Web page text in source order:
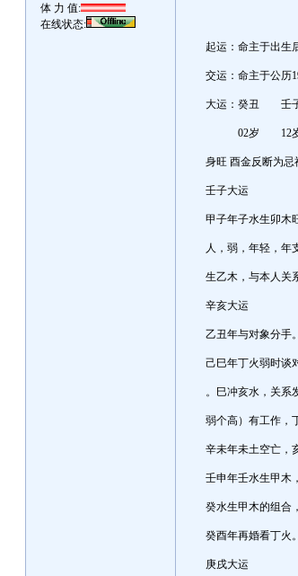
体 力 值:
在线状态:
起运：命主于出生
交运：命主于公历
大运：癸丑
02岁 12
身旺 酉金反断为
壬子大运
甲子年子水生卯木
人，弱，年轻，年
生乙木，与本人关
辛亥大运
乙丑年与对象分手
己巳年丁火弱时谈
。巳冲亥水，关系
弱个高）有工作，
辛未年未土空亡，
壬申年壬水生甲木
癸水生甲木的组合
癸酉年再婚看丁火
庚戌大运